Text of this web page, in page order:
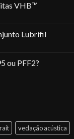
VHB™
Lubrifil
ou PFF2?
vedação acústica